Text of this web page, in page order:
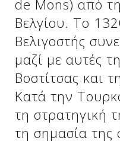
Δείτε μας:
Δείτε μας:
de Mons) από
Βελγίου. Το
Βελιγοστής
μαζί με αυτές
Βοστίτσας και
Κατά την
τη στρατηγική
τη σημασία της